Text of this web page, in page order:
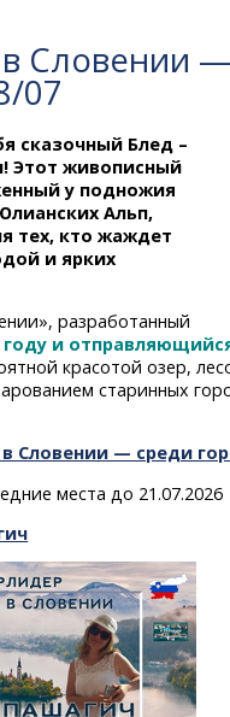
Словении
07
сказочный Блед –
Этот живописный
у подножия
Альп,
тех, кто жаждет
и ярких
разработанный
году и
красотой озер,
старинных
Словении — среди
места до 21.07.2026